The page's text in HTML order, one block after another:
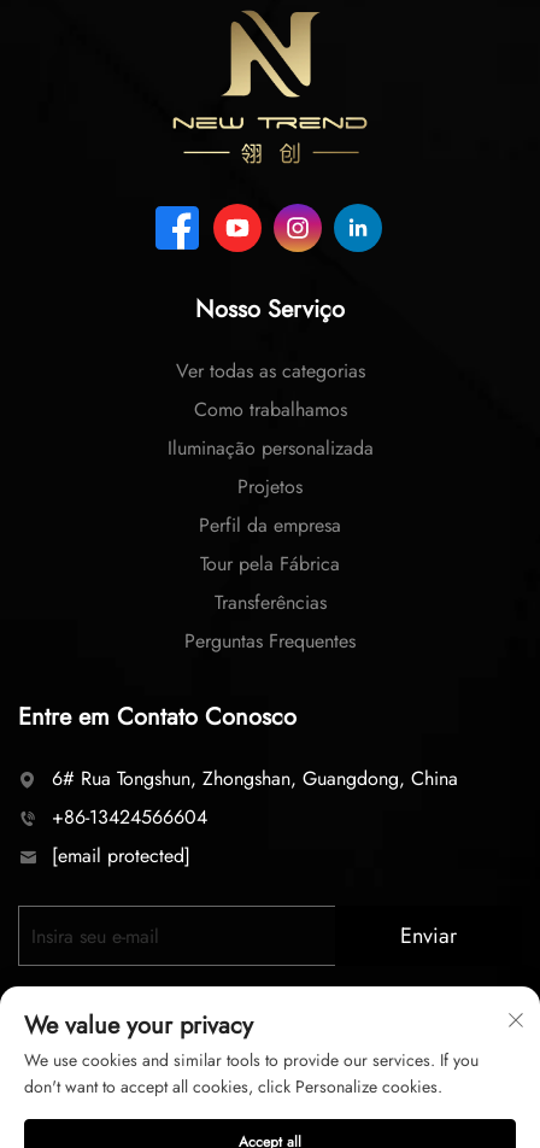
Nosso Serviço
Ver todas as categorias
Como trabalhamos
Iluminação personalizada
Projetos
Perfil da empresa
Tour pela Fábrica
Transferências
Perguntas Frequentes
Entre em Contato Conosco
6# Rua Tongshun, Zhongshan, Guangdong, China
+86-13424566604
[email protected]
Enviar
Direitos autorais © 2026 zhongshan LC lighting Co.,LTD.
We value your privacy
We use cookies and similar tools to provide our services. If you
don't want to accept all cookies, click Personalize cookies.
Accept all